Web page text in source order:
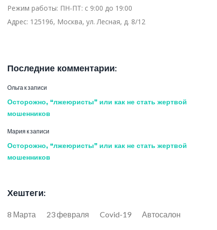
Режим работы: ПН-ПТ: с 9:00 до 19:00
Адрес: 125196, Москва, ул. Лесная, д. 8/12
Последние комментарии:
Ольга к записи
Осторожно, “лжеюристы” или как не стать жертвой
мошенников
Мария к записи
Осторожно, “лжеюристы” или как не стать жертвой
мошенников
Хештеги:
8 Марта 23 февраля Covid-19 Автосалон